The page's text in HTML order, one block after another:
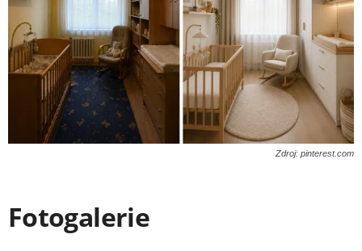
Zdroj: pinterest.com
Fotogalerie